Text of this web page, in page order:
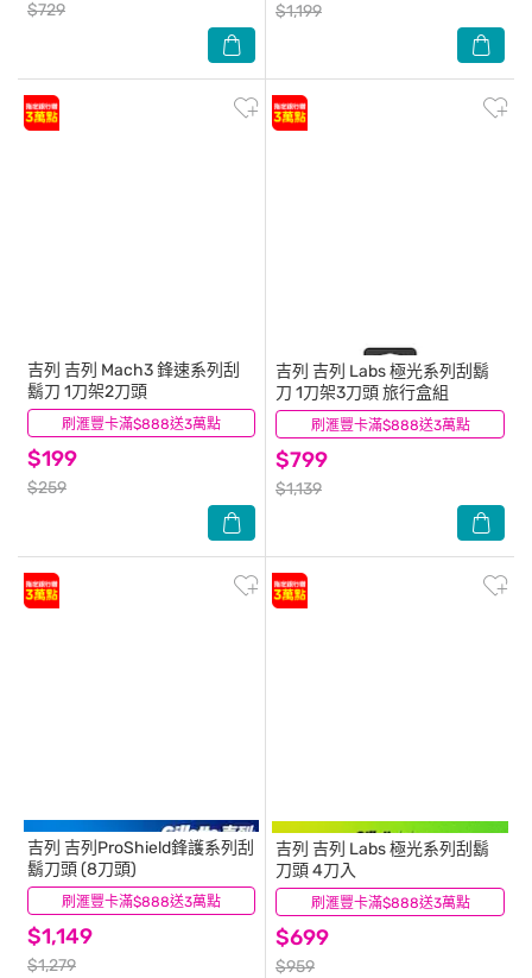
$729 $1,199
刷滙豐卡滿$888送3萬點
吉列 吉列 Mach3 鋒速系列刮
鬍刀 1刀架2刀頭
$199
$259
(6) 刷滙豐卡滿$888送3萬點
吉列 吉列 Labs 極光系列刮鬍
刀 1刀架3刀頭 旅行盒組
$799
$1,139
(15)
刷滙豐卡滿$888送3萬點
吉列 吉列ProShield鋒護系列刮
鬍刀頭 (8刀頭)
$1,149
$1,279
(9) 刷滙豐卡滿$888送3萬點
吉列 吉列 Labs 極光系列刮鬍
刀頭 4刀入
$699
$959
(6)